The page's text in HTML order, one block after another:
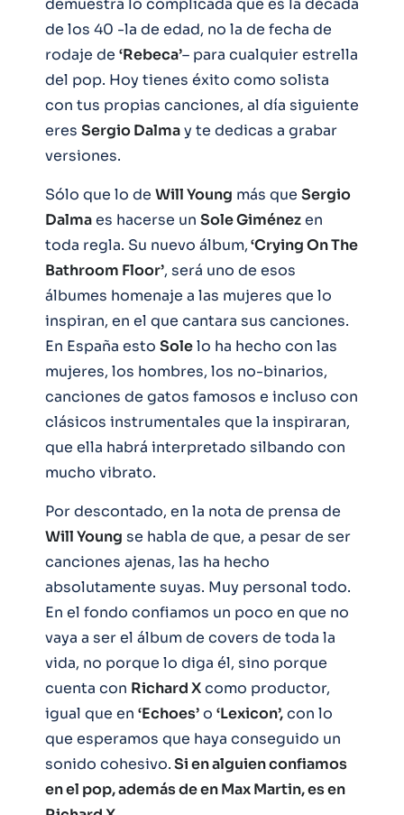
de los 40 -la de edad, no la de fecha de
rodaje de ‘Rebeca’– para cualquier estrella
del pop. Hoy tienes éxito como solista
con tus propias canciones, al día siguiente
eres Sergio Dalmay te dedicas a grabar
versiones.
Sólo que lo de Will Young más que Sergio
Dalmaes hacerse un Sole Giménezen
toda regla. Su nuevo álbum,‘Crying On The
Bathroom Floor’, será uno de esos
álbumes homenaje a las mujeres que lo
inspiran, en el que cantara sus canciones.
En España esto Solelo ha hecho con las
mujeres, los hombres, los no-binarios,
canciones de gatos famosos e incluso con
clásicos instrumentales que la inspiraran,
que ella habrá interpretado silbando con
mucho vibrato.
Por descontado, en la nota de prensa de
Will Young se habla de que, a pesar de ser
canciones ajenas, las ha hecho
absolutamente suyas. Muy personal todo.
En el fondo confiamos un poco en que no
vaya a ser el álbum de covers de toda la
vida, no porque lo diga él, sino porque
cuenta con Richard Xcomo productor,
igual que en ‘Echoes’o ‘Lexicon’,con lo
que esperamos que haya conseguido un
sonido cohesivo.Si en alguien confiamos
en el pop, además de en Max Martin, es en